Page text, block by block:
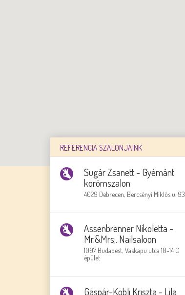
REFERENCIA SZALONJAINK
Sugár Zsanett - Gyémánt
körömszalon
4029 Debrecen, Bercsényi Miklós u. 93.
Assenbrenner Nikoletta -
Mr.&Mrs;. Nailsaloon
1097 Budapest, Vaskapu utca 10-14 C
épület
Gáspár-Köbli Kriszta - Lila